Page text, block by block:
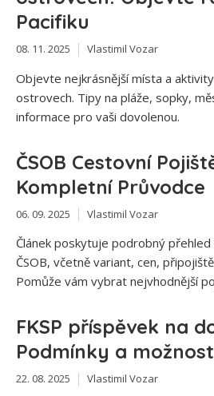
Pacifiku
08. 11. 2025 Vlastimil Vozar
Objevte nejkrásnější místa a
ostrovech. Tipy na pláže, sopky,
informace pro vaši dovolenou.
ČSOB Cestovní
Kompletní Průvodce
06. 09. 2025 Vlastimil Vozar
Článek poskytuje podrobný
ČSOB, včetně variant, cen,
Pomůže vám vybrat nejvhodnější
FKSP příspěvek na
Podmínky a
22. 08. 2025 Vlastimil Vozar